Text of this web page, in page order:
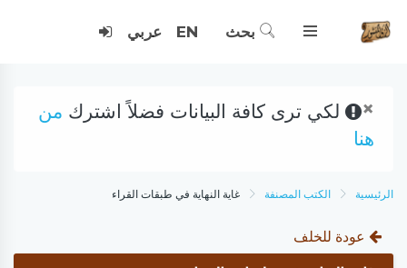
بحث EN عربي
× لكي ترى كافة البيانات فضلاً اشترك من
هنا
الرئيسية الكتب المصنفة غاية النهاية في طبقات القراء
عودة للخلف